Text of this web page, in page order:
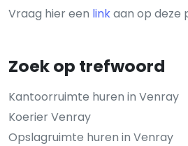
Vraag hier een linkaan op deze
Zoek op trefwoord
Kantoorruimte huren in Venray
Koerier Venray
Opslagruimte huren in Venray